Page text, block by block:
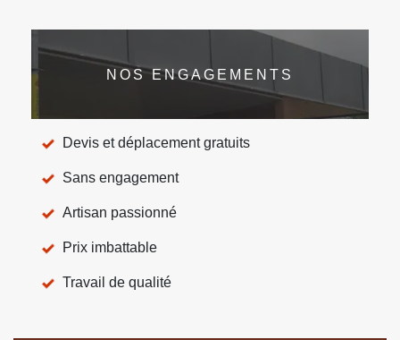
NOS ENGAGEMENTS
Devis et déplacement gratuits
Sans engagement
Artisan passionné
Prix imbattable
Travail de qualité